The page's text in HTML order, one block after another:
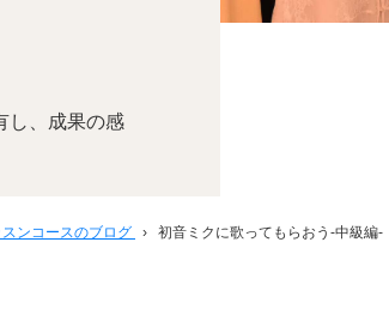
し、成果の感
ンコースのブログ › 初音ミクに歌ってもらおう-中級編-